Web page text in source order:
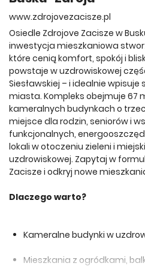
www.zdrojovezacisze.pl
Osiedle Zdrojove Zacisze w
inwestycja mieszkaniowa
które cenią komfort, spokój i
powstaje w uzdrowiskowej
Siesławskiej – i idealnie
miasta. Kompleks obejmuje 67
kameralnych budynkach o
miejsce dla rodzin, seniorów i
funkcjonalnych,
lokali w otoczeniu zieleni i
uzdrowiskowej. Zapytaj w
Zacisze i odkryj nowe
Dlaczego warto?
Kameralne budynki w
Mieszkania z ogródkami,